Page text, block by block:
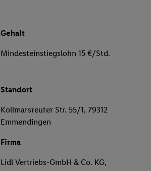
Gehalt
Mindesteinstiegslohn 15 €/Std.
Standort
Kollmarsreuter Str. 55/1, 79312
Emmendingen
Firma
Lidl Vertriebs-GmbH & Co. KG,